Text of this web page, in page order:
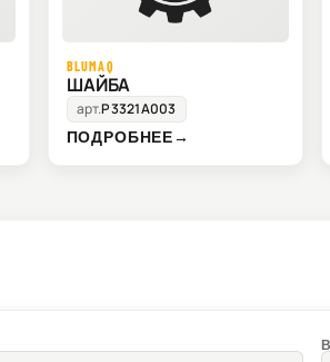
BLUMAQ
ШАЙБА
арт.P3321A003
ПОДРОБНЕЕ→